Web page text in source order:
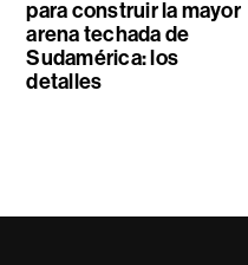
para construir la mayor
arena techada de
Sudamérica: los
detalles